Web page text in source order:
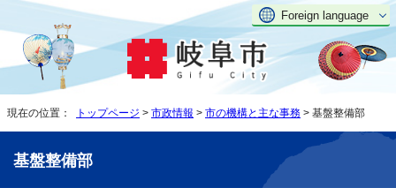
Foreign language
現在の位置： トップページ > 市政情報 > 市の機構と主な事務 > 基盤整備部
基盤整備部